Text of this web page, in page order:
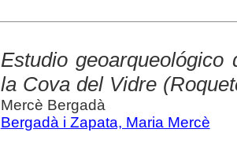
Estudio
la Cova del Vidre
Mercè Bergadà
Bergadà i Zapata, Maria Mercè